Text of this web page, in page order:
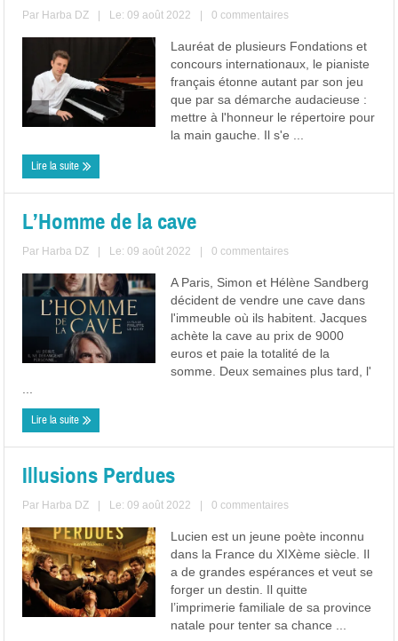
Par Harba DZ Le: 09 août 2022 0 commentaires
Lauréat de plusieurs Fondations et
concours internationaux, le pianiste
français étonne autant par son jeu
que par sa démarche audacieuse :
mettre à l'honneur le répertoire pour
la main gauche. Il s'e ...
Lire la suite
L’Homme de la cave
Par Harba DZ Le: 09 août 2022 0 commentaires
A Paris, Simon et Hélène Sandberg
décident de vendre une cave dans
l'immeuble où ils habitent. Jacques
achète la cave au prix de 9000
euros et paie la totalité de la
somme. Deux semaines plus tard, l'
Lire la suite
Illusions Perdues
Par Harba DZ Le: 09 août 2022 0 commentaires
Lucien est un jeune poète inconnu
dans la France du XIXème siècle. Il
a de grandes espérances et veut se
forger un destin. Il quitte
l’imprimerie familiale de sa province
natale pour tenter sa chance ...